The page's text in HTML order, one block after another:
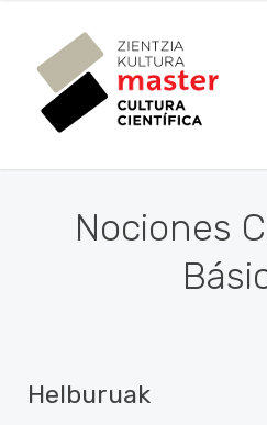
Nociones
Helburuak